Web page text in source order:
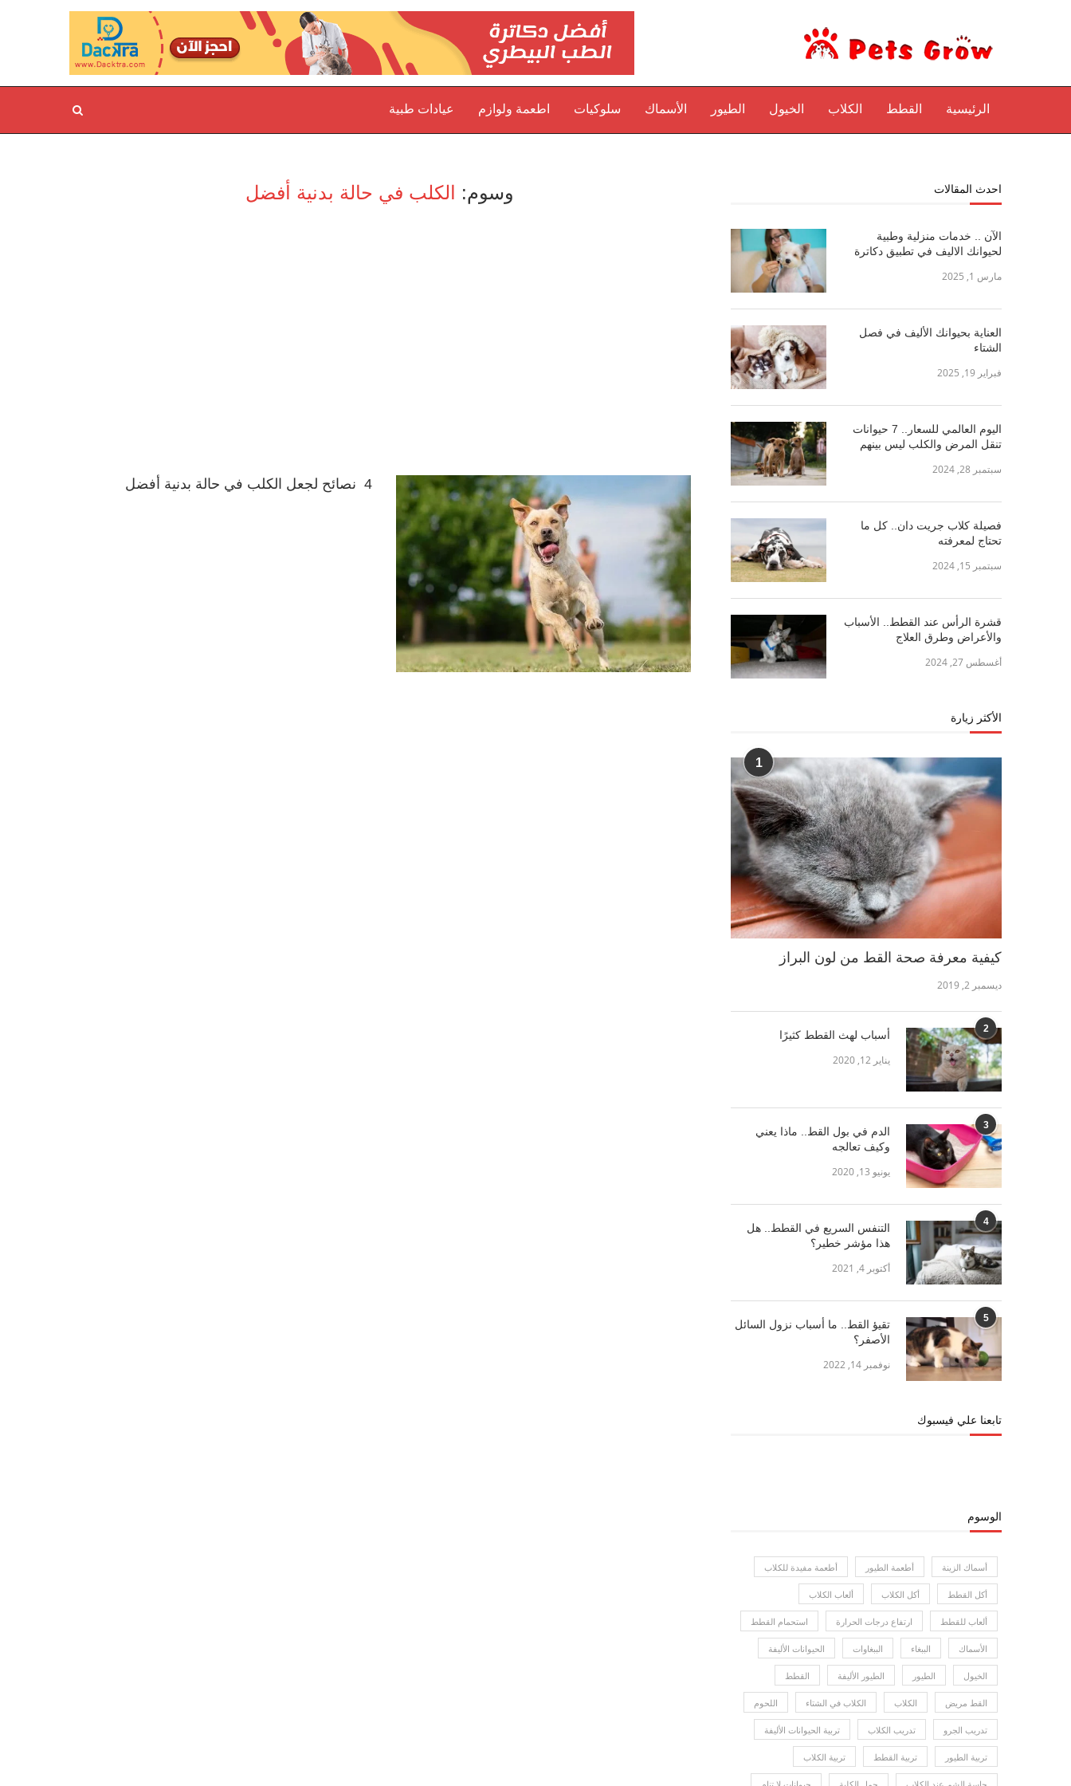
الرئيسية القطط الكلاب الخيول الطيور الأسماك سلوكيات اطعمة ولوازم عيادات طبية
وسوم: الكلب في حالة بدنية أفضل
4 نصائح لجعل الكلب في حالة بدنية أفضل
احدث المقالات
الآن .. خدمات منزلية وطبية
لحيوانك الاليف في تطبيق دكاترة
مارس 1, 2025
العناية بحيوانك الأليف في فصل
الشتاء
فبراير 19, 2025
اليوم العالمي للسعار.. 7 حيوانات
تنقل المرض والكلب ليس بينهم
سبتمبر 28, 2024
فصيلة كلاب جريت دان.. كل ما
تحتاج لمعرفته
سبتمبر 15, 2024
قشرة الرأس عند القطط.. الأسباب
والأعراض وطرق العلاج
أغسطس 27, 2024
الأكثر زيارة
1
كيفية معرفة صحة القط من لون البراز
ديسمبر 2, 2019
2 أسباب لهث القطط كثيرًا
يناير 12, 2020
3
الدم في بول القط.. ماذا يعني
وكيف تعالجه
يونيو 13, 2020
4
التنفس السريع في القطط.. هل
هذا مؤشر خطير؟
أكتوبر 4, 2021
5
تقيؤ القط.. ما أسباب نزول السائل
الأصفر؟
نوفمبر 14, 2022
تابعنا علي فيسبوك
الوسوم
أسماك الزينة أطعمة الطيور أطعمة مفيدة للكلاب
أكل القطط أكل الكلاب ألعاب الكلاب
ألعاب للقطط ارتفاع درجات الحرارة استحمام القطط
الأسماك الببغاء الببغاوات الحيوانات الأليفة
الخيول الطيور الطيور الأليفة القطط
القط مريض الكلاب الكلاب في الشتاء اللحوم
تدريب الجرو تدريب الكلاب تربية الحيوانات الأليفة
تربية الطيور تربية القطط تربية الكلاب